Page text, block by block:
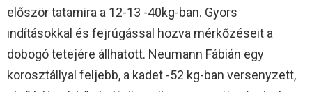
először tatamira a 12-13 -40kg-ban. Gyors
indításokkal és fejrúgással hozva mérkőzéseit a
dobogó tetejére állhatott. Neumann Fábián egy
korosztállyal feljebb, a kadet -52 kg-ban versenyzett,